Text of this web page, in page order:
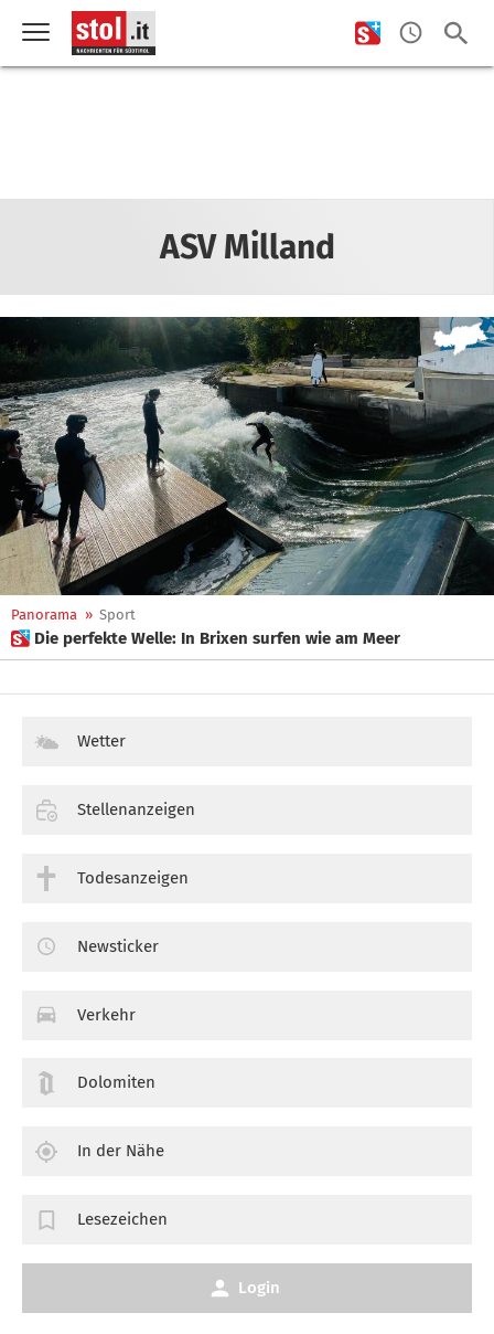
ASV Milland
Panorama » Sport
 Die perfekte Welle: In Brixen surfen wie am Meer
Wetter
Stellenanzeigen
Todesanzeigen
Newsticker
Verkehr
Dolomiten
In der Nähe
Lesezeichen
Login